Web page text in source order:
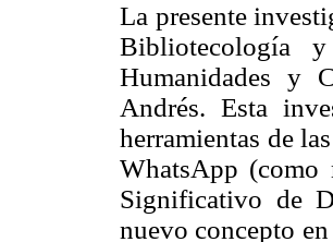
La presente
Bibliotecología
Humanidades y
Andrés. Esta
herramientas de
WhatsApp (como
Significativo de
nuevo concepto